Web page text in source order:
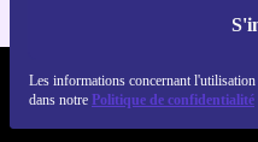
Les informations concernant
dans notre Politique de confidentialité
REFURBED